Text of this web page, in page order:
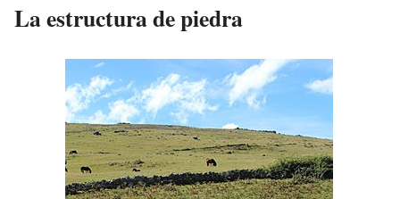
La estructura de piedra